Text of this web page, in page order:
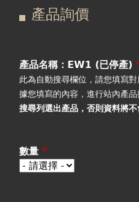
視聽室預約
線上商城
引
標
產品詢價
產品名稱：EW1 (已停產)
此為自動搜尋欄位，請您填寫
據您填寫的內容，進行站內產
搜尋列選出產品 ，否則資料將不
數量*